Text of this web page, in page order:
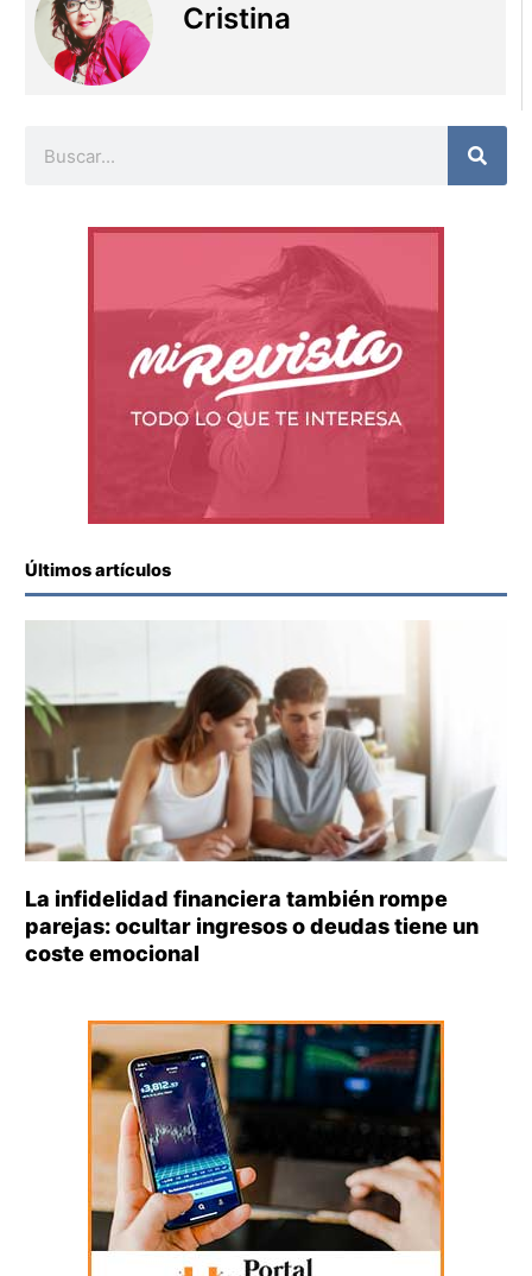
Cristina
Últimos artículos
La infidelidad financiera también rompe
parejas: ocultar ingresos o deudas tiene un
coste emocional